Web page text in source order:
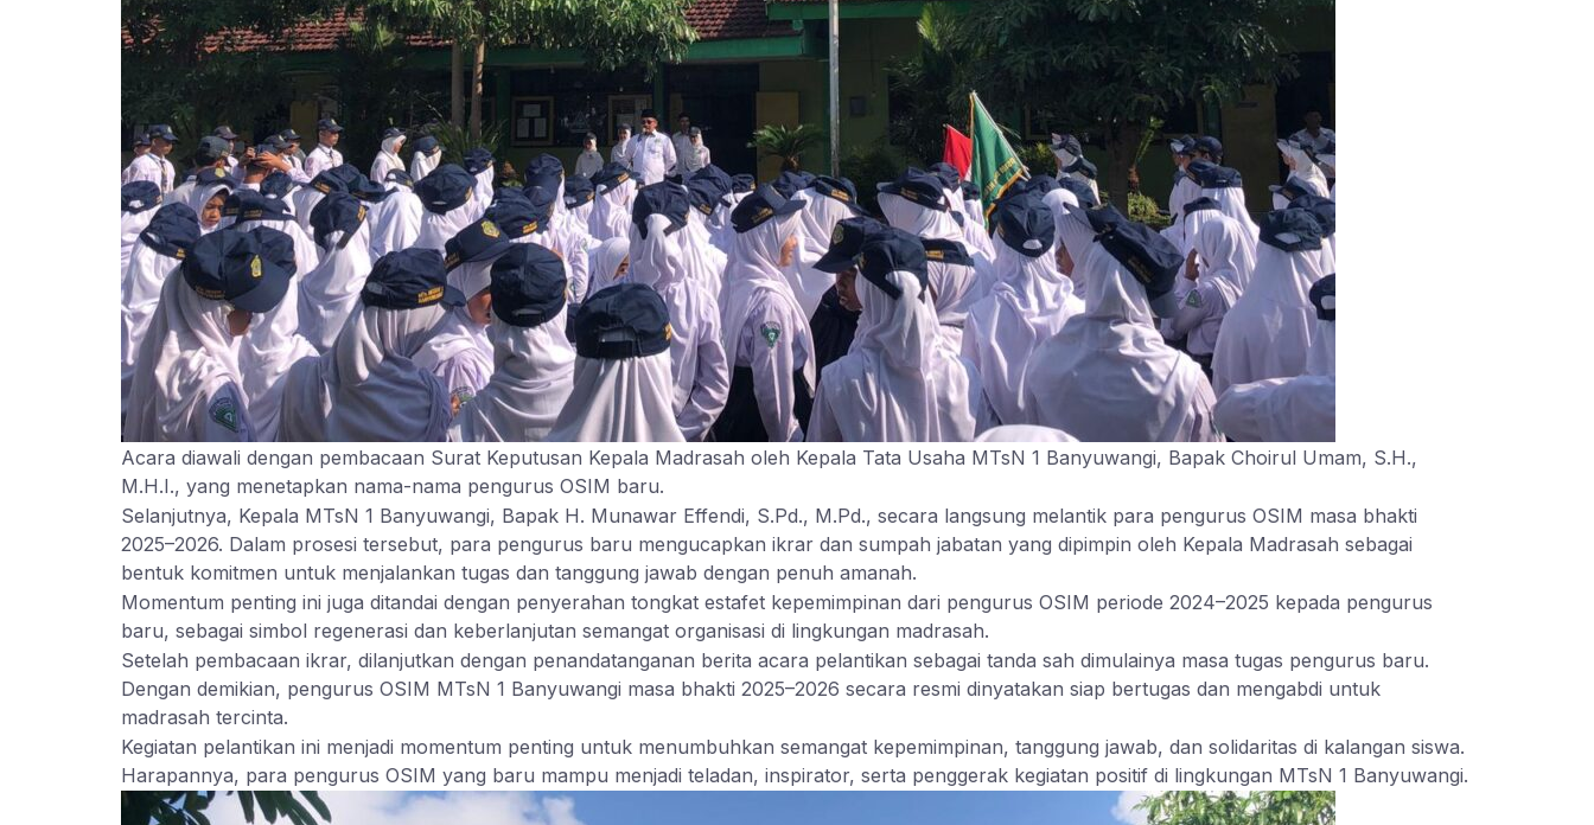
Acara diawali dengan pembacaan Surat Keputusan Kepala Madrasah oleh Kepala Tata Usaha MTsN 1 Banyuwangi, Bapak Choirul Umam, S.H.,
M.H.I., yang menetapkan nama-nama pengurus OSIM baru.
Selanjutnya, Kepala MTsN 1 Banyuwangi, Bapak H. Munawar Effendi, S.Pd., M.Pd., secara langsung melantik para pengurus OSIM masa bhakti
2025–2026. Dalam prosesi tersebut, para pengurus baru mengucapkan ikrar dan sumpah jabatan yang dipimpin oleh Kepala Madrasah sebagai
bentuk komitmen untuk menjalankan tugas dan tanggung jawab dengan penuh amanah.
Momentum penting ini juga ditandai dengan penyerahan tongkat estafet kepemimpinan dari pengurus OSIM periode 2024–2025 kepada pengurus
baru, sebagai simbol regenerasi dan keberlanjutan semangat organisasi di lingkungan madrasah.
Setelah pembacaan ikrar, dilanjutkan dengan penandatanganan berita acara pelantikan sebagai tanda sah dimulainya masa tugas pengurus baru.
Dengan demikian, pengurus OSIM MTsN 1 Banyuwangi masa bhakti 2025–2026 secara resmi dinyatakan siap bertugas dan mengabdi untuk
madrasah tercinta.
Kegiatan pelantikan ini menjadi momentum penting untuk menumbuhkan semangat kepemimpinan, tanggung jawab, dan solidaritas di kalangan siswa.
Harapannya, para pengurus OSIM yang baru mampu menjadi teladan, inspirator, serta penggerak kegiatan positif di lingkungan MTsN 1 Banyuwangi.